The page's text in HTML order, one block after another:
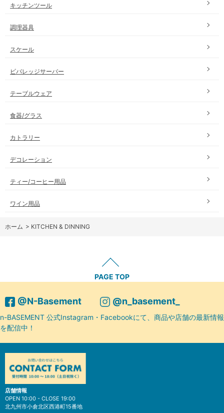
キッチンツール
調理器具
スケール
ビバレッジサーバー
テーブルウェア
食器/グラス
カトラリー
デコレーション
ティー/コーヒー用品
ワイン用品
ホーム > KITCHEN & DINNING
PAGE TOP
@N-Basement @n_basement_
n-BASEMENT 公式Instagram・Facebookにて、商品や店舗の最新情報
を配信中！
店舗情報
OPEN 10:00 - CLOSE 19:00
北九州市小倉北区西港町15番地